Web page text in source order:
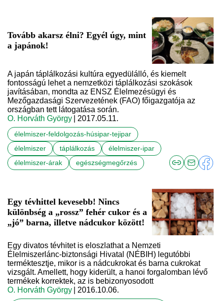
Tovább akarsz élni? Egyél úgy, mint
a japánok!
A japán táplálkozási kultúra egyedülálló, és kiemelt
fontosságú lehet a nemzetközi táplálkozási szokások
javításában, mondta az ENSZ Élelmezésügyi és
Mezőgazdasági Szervezetének (FAO) főigazgatója az
országban tett látogatása során.
O. Horváth György
| 2017.05.11.
élelmiszer-feldolgozás-húsipar-tejipar
élelmiszer
táplálkozás
élelmiszer-ipar
élelmiszer-árak
egészségmegőrzés
Egy tévhittel kevesebb! Nincs
különbség a „rossz” fehér cukor és a
„jó” barna, illetve nádcukor között!
Egy divatos tévhitet is eloszlathat a Nemzeti
Élelmiszerlánc-biztonsági Hivatal (NÉBIH) legutóbbi
terméktesztje, mikor is a nádcukrokat és barna cukrokat
vizsgált. Amellett, hogy kiderült, a hanoi forgalomban lévő
termékek korrektek, az is bebizonyosodott
O. Horváth György
| 2016.10.06.